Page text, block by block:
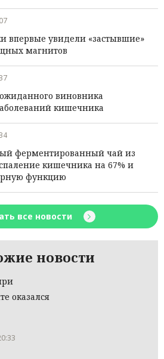
впервые увидели «застывшие»
магнитов
виновника
кишечника
ферментированный чай из
кишечника на 67% и
функцию
все новости
новости
оказался